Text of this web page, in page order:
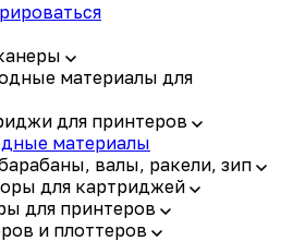
материалы для
для принтеров
материалы
валы, ракели, зип
для картриджей
для принтеров
и плоттеров